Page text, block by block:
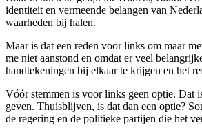
identiteit en vermeende belangen van
waarheden bij halen.
Maar is dat een reden voor links om maar
me niet aanstond en omdat er veel
handtekeningen bij elkaar te krijgen en het
Vóór stemmen is voor links geen optie. Dat
geven. Thuisblijven, is dat dan een optie?
de regering en de politieke partijen die het